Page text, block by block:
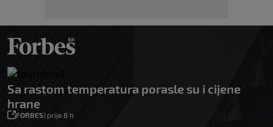
Sa rastom temperatura porasle su i cijene
hrane
FORBES| prije 8 h